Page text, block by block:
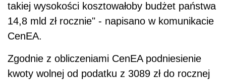
takiej wysokości kosztowałoby budżet państwa
14,8 mld zł rocznie" - napisano w komunikacie
CenEA.
Zgodnie z obliczeniami CenEA podniesienie
kwoty wolnej od podatku z 3089 zł do rocznej